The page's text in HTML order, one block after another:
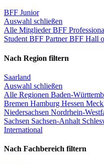
BFF Junior
Auswahl schließen
Alle MitgliederBFF
Student BFF PartnerBFF Hall
Nach Region filtern
Saarland
Auswahl schließen
Alle Regionen Baden-
Bremen Hamburg Hessen
Niedersachsen Nordrhein-
Sachsen Sachsen-Anhalt
International
Nach Fachbereich filtern